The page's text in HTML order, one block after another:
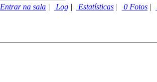
Entrar na sala | Log | Estatísticas | 0 Fotos |